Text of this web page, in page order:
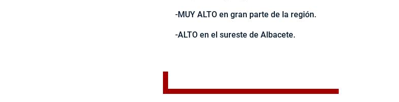
-MUY ALTO en gran parte de la región.
-ALTO en el sureste de Albacete.